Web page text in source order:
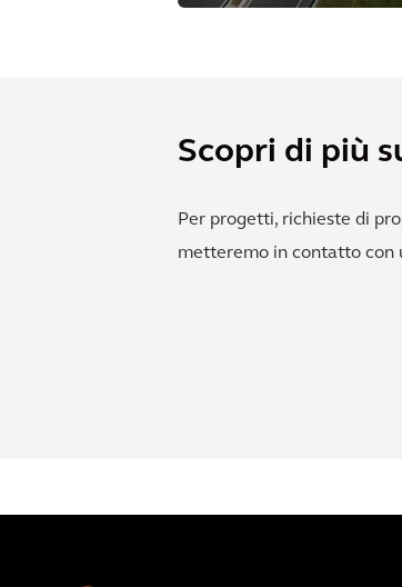
Scopri di più
Per progetti, richieste di
metteremo in contatto con